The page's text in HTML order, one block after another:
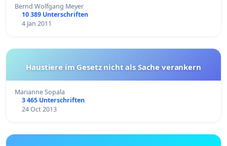
Bernd Wolfgang Meyer
10 389 Unterschriften
4 Jan 2011
Haustiere im Gesetz nicht als Sache verankern
Marianne Sopala
3 465 Unterschriften
24 Oct 2013